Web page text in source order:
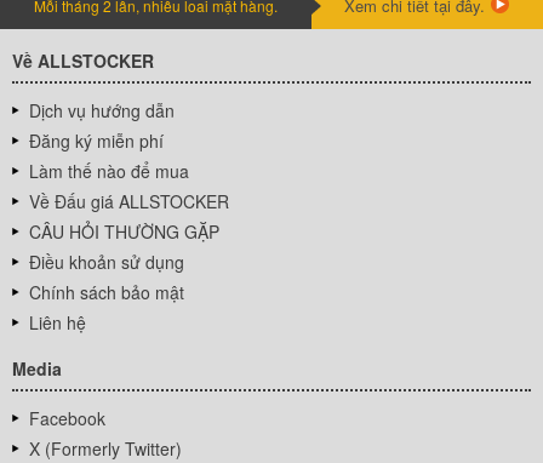
Mỗi tháng 2 lần, nhiều loai mặt hàng. Xem chi tiết tại đây.
Về ALLSTOCKER
Dịch vụ hướng dẫn
Đăng ký miễn phí
Làm thế nào để mua
Về Đấu giá ALLSTOCKER
CÂU HỎI THƯỜNG GẶP
Điều khoản sử dụng
Chính sách bảo mật
Liên hệ
Media
Facebook
X (Formerly Twitter)